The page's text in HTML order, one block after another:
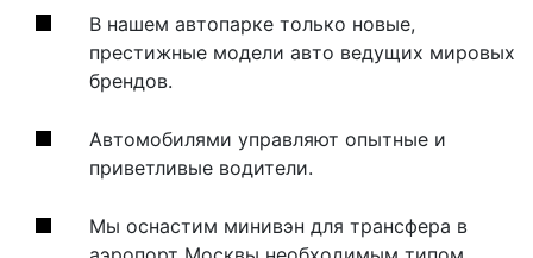
В нашем автопарке только новые,
престижные модели авто ведущих мировых
брендов.
Автомобилями управляют опытные и
приветливые водители.
Мы оснастим минивэн для трансфера в